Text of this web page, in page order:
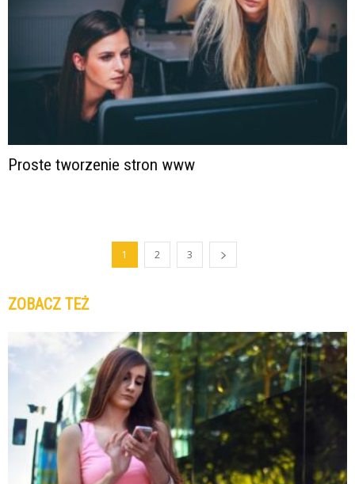
Proste tworzenie stron www
1 2 3
ZOBACZ TEŻ